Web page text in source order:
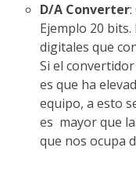
D/A Converter
Ejemplo 20
digitales que
Si el
es que ha
equipo, a esto
es mayor que
que nos ocupa